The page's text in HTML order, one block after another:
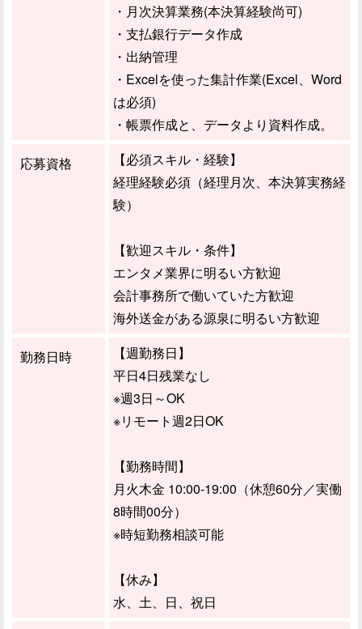
・月次決算業務(本決算経験尚可)
・支払銀行データ作成
・出納管理
・Excelを使った集計作業(Excel、Word
は必須)
・帳票作成と、データより資料作成。
応募資格
【必須スキル・経験】
経理経験必須（経理月次、本決算実務経
験）
【歓迎スキル・条件】
エンタメ業界に明るい方歓迎
会計事務所で働いていた方歓迎
海外送金がある源泉に明るい方歓迎
勤務日時
【週勤務日】
平日4日残業なし
※週3日～OK
※リモート週2日OK
【勤務時間】
月火木金 10:00-19:00（休憩60分／実働
8時間00分）
※時短勤務相談可能
【休み】
水、土、日、祝日